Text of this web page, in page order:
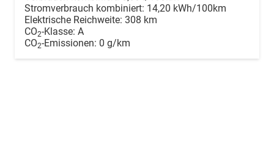
Stromverbrauch kombiniert: 14,20 kWh/100km
Elektrische Reichweite: 308 km
CO2-Klasse: A
CO2-Emissionen: 0 g/km